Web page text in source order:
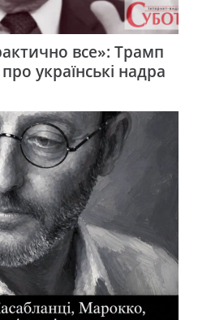
все»: Трамп
українські надра